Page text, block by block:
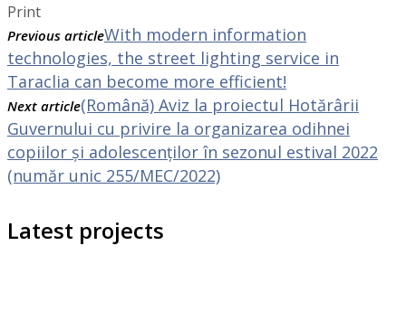
Print
Previous articleWith modern information
technologies, the street lighting service in
Taraclia can become more efficient!
Next article(Română) Aviz la proiectul Hotărârii
Guvernului cu рrivire la organizarea odihnei
сорiilоr și adolescenților în sezonul estival 2022
(număr unic 255/MEC/2022)
Latest projects